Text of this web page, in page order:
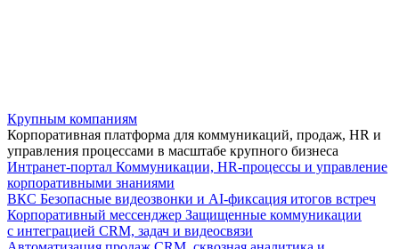
Крупным компаниям
Корпоративная платформа для коммуникаций, продаж, HR и
управления процессами в масштабе крупного бизнеса
Интранет-портал Коммуникации, HR-процессы и управление
корпоративными знаниями
ВКС Безопасные видеозвонки и AI-фиксация итогов встреч
Корпоративный мессенджер Защищенные коммуникации
с интеграцией CRM, задач и видеосвязи